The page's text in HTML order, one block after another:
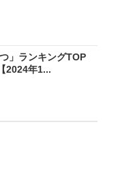
」ランキングTOP
2024年1...